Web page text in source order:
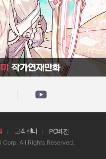
만화
고객센터 PC버전
Corp. All Rights Reserved.